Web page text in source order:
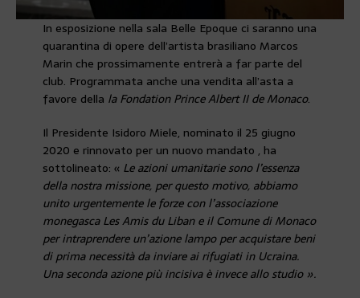
In esposizione nella sala Belle Epoque ci saranno una
quarantina di opere dell’artista brasiliano Marcos
Marin che prossimamente entrerà a far parte del
club. Programmata anche una vendita all’asta a
favore della la Fondation Prince Albert II de Monaco.
Il Presidente Isidoro Miele, nominato il 25 giugno
2020 e rinnovato per un nuovo mandato , ha
sottolineato: « Le azioni umanitarie sono l’essenza
della nostra missione, per questo motivo, abbiamo
unito urgentemente le forze con l’associazione
monegasca Les Amis du Liban e il Comune di Monaco
per intraprendere un’azione lampo per acquistare beni
di prima necessità da inviare ai rifugiati in Ucraina.
Una seconda azione più incisiva è invece allo studio ».